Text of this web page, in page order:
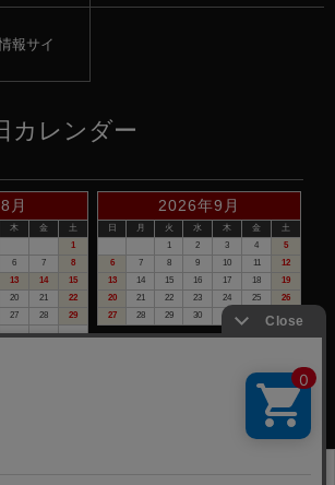
報サイ
カレンダー
月
木 金
土
1
6 7
8
13 14
15
20 21
22
27 28
29
2026年9月
日 月 火 水 木 金
土
1
2 3 4
5
6
7 8 9 10 11
12
13
14 15 16 17 18
19
20
21 22 23 24 25
26
27
28 29 30
す。
発送・電話でのお問合せは、お休みさせて頂いて
了承下さい。